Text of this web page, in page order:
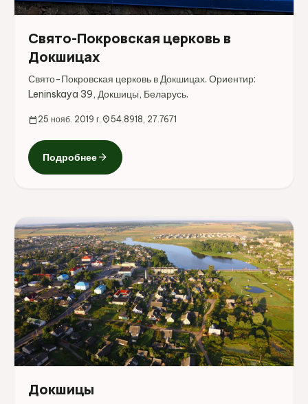
Свято-Покровская церковь в
Докшицах
Свято-Покровская церковь в Докшицах. Ориентир:
Leninskaya 39, Докшицы, Беларусь.
calendar_today 25 нояб. 2019 г. location_on54.8918, 27.7671
Подробнееarrow_forward
Докшицы